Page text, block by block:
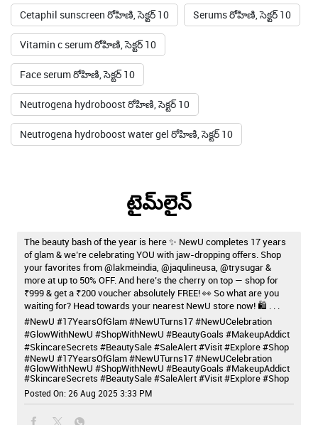
Cetaphil sunscreen రోహిణి, సెక్టర్ 10 Serums రోహిణి, సెక్టర్ 10
Vitamin c serum రోహిణి, సెక్టర్ 10
Face serum రోహిణి, సెక్టర్ 10
Neutrogena hydroboost రోహిణి, సెక్టర్ 10
Neutrogena hydroboost water gel రోహిణి, సెక్టర్ 10
టైమ్‌లైన్
The beauty bash of the year is here ✨ NewU completes 17 years
of glam & we’re celebrating YOU with jaw-dropping offers. Shop
your favorites from @lakmeindia, @jaqulineusa, @trysugar &
more at up to 50% OFF. And here’s the cherry on top — shop for
₹999 & get a ₹200 voucher absolutely FREE! 👀 So what are you
waiting for? Head towards your nearest NewU store now! 🛍️ . . .
#NewU #17YearsOfGlam #NewUTurns17 #NewUCelebration
#GlowWithNewU #ShopWithNewU #BeautyGoals #MakeupAddict
#SkincareSecrets #BeautySale #SaleAlert #Visit #Explore #Shop
#NewU #17YearsOfGlam#NewUTurns17#NewUCelebration
#GlowWithNewU #ShopWithNewU #BeautyGoals #MakeupAddict
#SkincareSecrets #BeautySale#SaleAlert#Visit#Explore#Shop
Posted On: 26 Aug 2025 3:33 PM